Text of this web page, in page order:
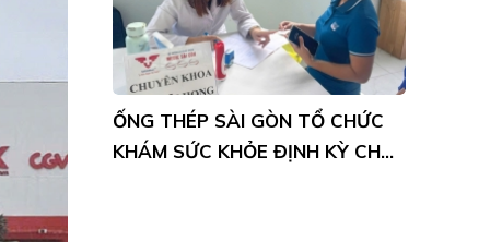
ỐNG THÉP SÀI GÒN - SỰ LỰA
CHỌN HOÀN HẢO CHO MỌI
CÔNG TRÌNH
CHÚC MỪNG NGÀY QUỐC TẾ
PHỤ NỮ 8/3 TẠI ỐNG THÉP SÀI